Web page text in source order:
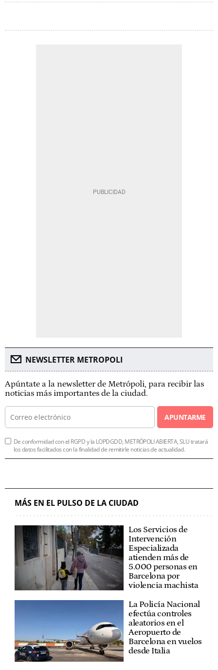
NEWSLETTER METROPOLI
Apúntate a la newsletter de Metrópoli, para recibir las
noticias más importantes de la ciudad.
APUNTARME
De conformidad con el RGPD y la LOPDGDD, METRÓPOLI ABIERTA, SLU tratará
los datos facilitados con la finalidad de remitirle noticias de actualidad.
MÁS EN EL PULSO DE LA CIUDAD
Los Servicios de
Intervención
Especializada
atienden más de
5.000 personas en
Barcelona por
violencia machista
La Policía Nacional
efectúa controles
aleatorios en el
Aeropuerto de
Barcelona en vuelos
desde Italia